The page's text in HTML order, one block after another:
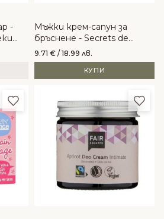
-
Мъжки крем-сапун за
бръснене - Secrets de
Provence
9.71 € / 18.99 лв.
КУПИ
Добави в любими